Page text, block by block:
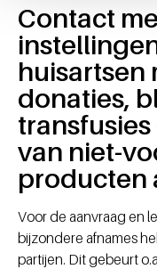
Contact
huisartsen
donaties,
van niet-
producten
Voor de aanvraag en
bijzondere afnames
partijen. Dit gebeurt